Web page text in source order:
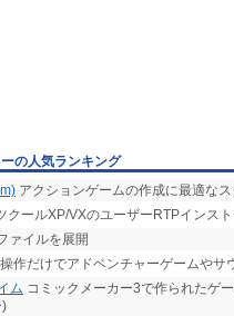
の人気ランキング
アクションゲームの作成に最適な
クールXP/VXのユーザーRTPインスト
ァイルを展開
作だけでアドベンチャーゲームやサ
ム コミックメーカー3で作られたゲ
)